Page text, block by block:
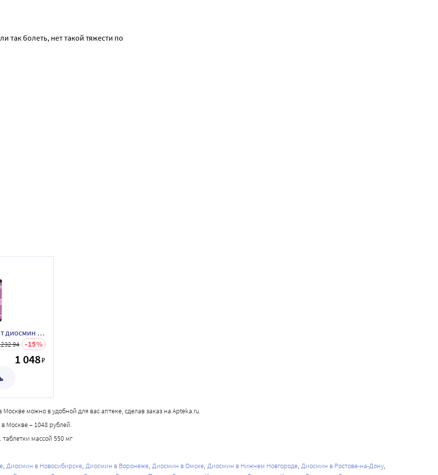
так болеть, нет такой тяжести по
Lekolike биостандарт диосмин 120 шт. таблетки массой 550 мг
15
1 048₽
можно в удобной для вас аптеке, сделав заказ на Apteka.ru.
Москве – 1048 рублей.
массой 550 мг
Диосмин в Новосибирске Диосмин в Воронеже Диосмин в Омске Диосмин в Нижнем Новгороде Диосмин в Ростове-на-Дону